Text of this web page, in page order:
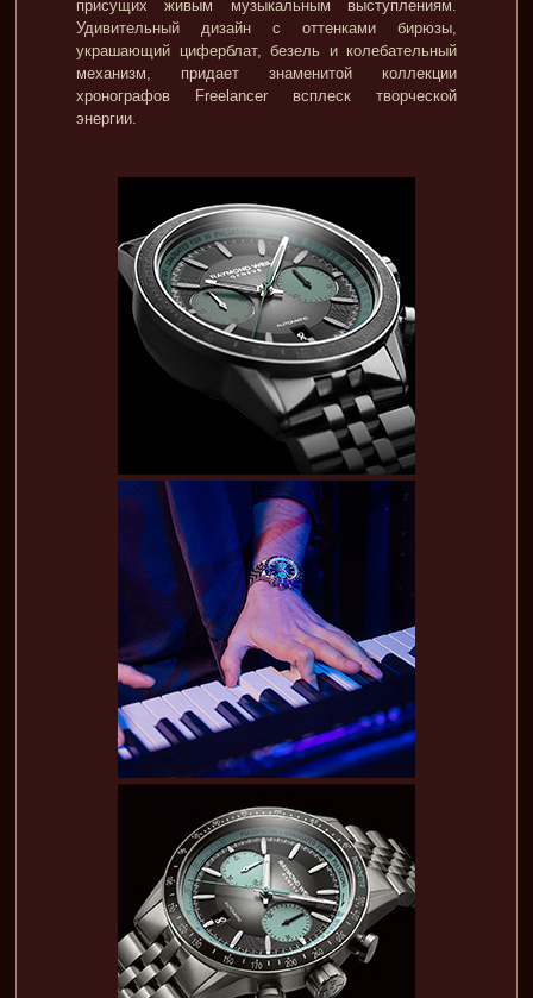
присущих живым музыкальным выступлениям.
Удивительный дизайн с оттенками бирюзы,
украшающий циферблат, безель и колебательный
механизм, придает знаменитой коллекции
хронографов Freelancer всплеск творческой
энергии.